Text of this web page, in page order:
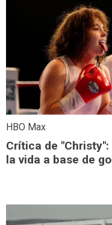
HBO Max
Crítica de
la vida a base de